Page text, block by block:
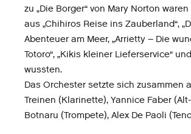
zu „Die Borger“ von Mary Norton
aus „Chihiros Reise ins Zauberland“,
Abenteuer am Meer, „Arrietty – Die
Totoro“, „Kikis kleiner Lieferservice“
wussten.
Das Orchester setzte sich zusammen
Treinen (Klarinette), Yannice Faber
Botnaru (Trompete), Alex De Paoli